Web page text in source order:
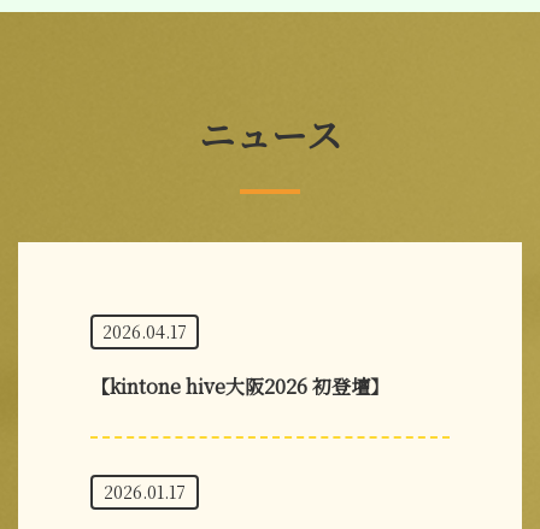
ニュース
2026.04.17
【kintone hive大阪2026 初登壇】
2026.01.17